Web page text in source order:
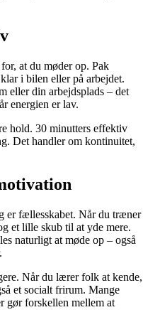
at du møder op. Pak
i bilen eller på arbejdet.
eller din arbejdsplads – det
energien er lav.
hold. 30 minutters effektiv
Det handler om kontinuitet,
er fællesskabet. Når du træner
et lille skub til at yde mere.
naturligt at møde op – også
Når du lærer folk at kende,
et socialt frirum. Mange
gør forskellen mellem at